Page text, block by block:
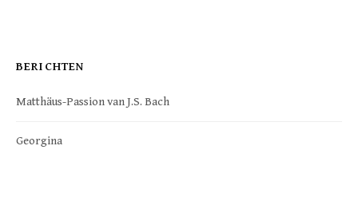
BERICHTEN
Matthäus-Passion van J.S. Bach
Georgina